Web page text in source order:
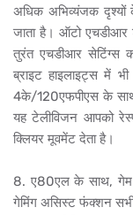
अधिक अभिव्यंजक
जाता है। ऑटो एचडीआर
तुरंत एचडीआर सेटिंग्स
ब्राइट हाइलाइट्स में
4के/120एफपीएस के
यह टेलीविजन आपको
क्लियर मूवमेंट देता है।
8. ए80एल के साथ, गेम
गेमिंग असिस्ट फंक्शन